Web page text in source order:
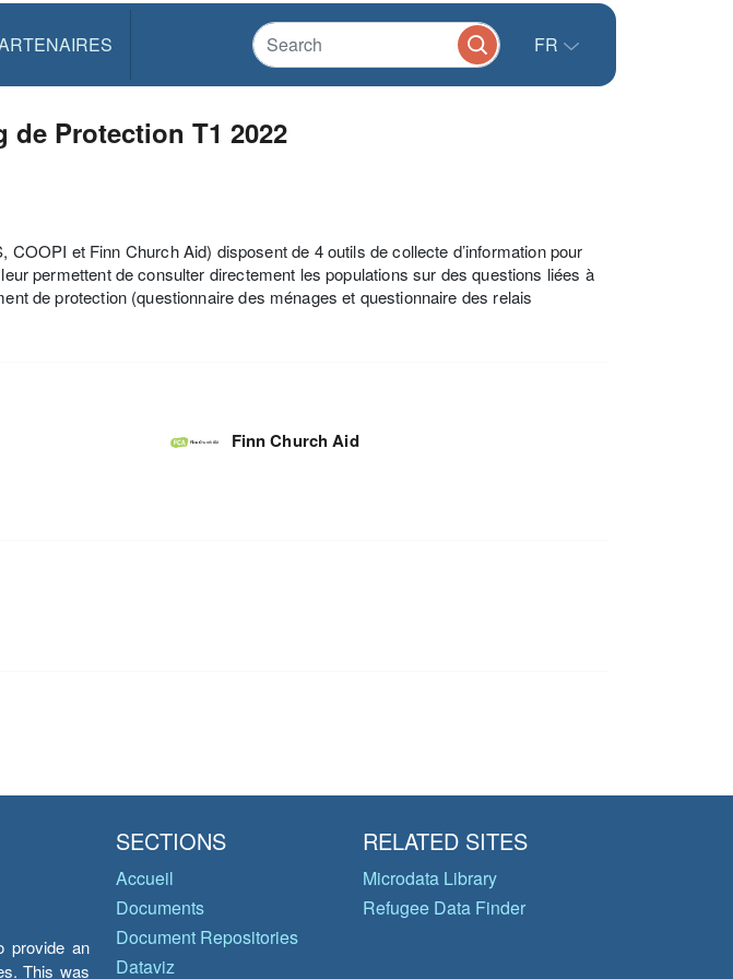
FR
de Protection T1 2022
COOPI et Finn Church Aid) disposent de 4 outils de collecte d’information pour
permettent de consulter directement les populations sur des questions liées à
de protection (questionnaire des ménages et questionnaire des relais
Finn Church Aid
provide an
This was
SECTIONS
Accueil
Documents
Document Repositories
Dataviz
RELATED SITES
Microdata Library
Refugee Data Finder